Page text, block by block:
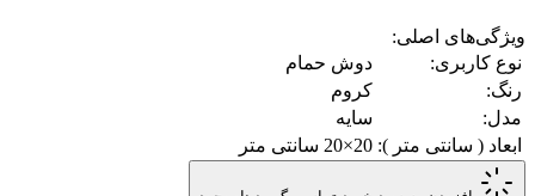
ویژگی‌های اصلی:
نوع کاربری:
دوش حمام
رنگ:
کروم
مدل:
سایه
ابعاد ( سانتی متر ): 20×20 سانتی متر